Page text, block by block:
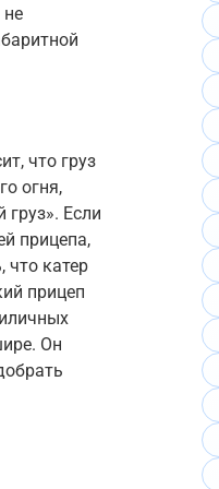
не
что груз
огня,
Если
прицепа,
что катер
прицеп
Он